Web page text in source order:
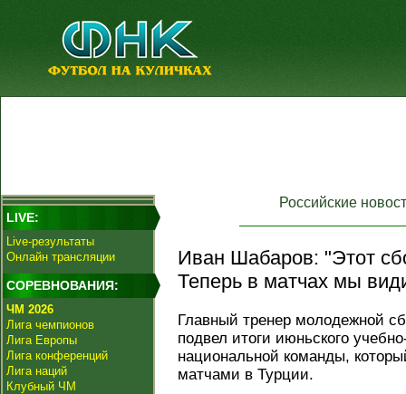
LIVE:
Live-результаты
Онлайн трансляции
СОРЕВНОВАНИЯ:
ЧМ 2026
Лига чемпионов
Лига Европы
Лига конференций
Лига наций
Клубный ЧМ
Российские
Иван Шабаров: "Этот
Теперь в матчах мы
Главный тренер молодежной
подвел итоги июньского
национальной команды,
матчами в Турции.